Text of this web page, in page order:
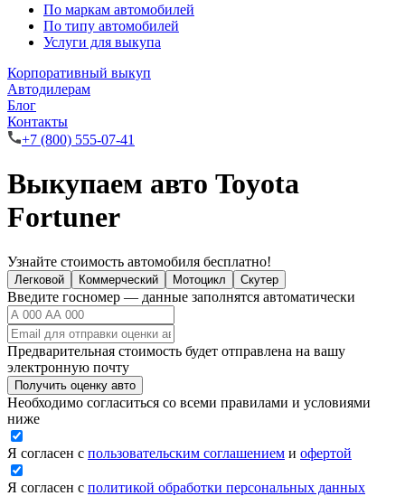
По маркам автомобилей
По типу автомобилей
Услуги для выкупа
Корпоративный выкуп
Автодилерам
Блог
Контакты
+7 (800) 555-07-41
Выкупаем авто Toyota
Fortuner
Узнайте стоимость автомобиля бесплатно!
Легковой Коммерческий Мотоцикл Скутер
Введите госномер — данные заполнятся автоматически
Предварительная стоимость будет отправлена на вашу
электронную почту
Получить оценку авто
Необходимо согласиться со всеми правилами и условиями
ниже
Я согласен с пользовательским соглашением и офертой
Я согласен с политикой обработки персональных данных